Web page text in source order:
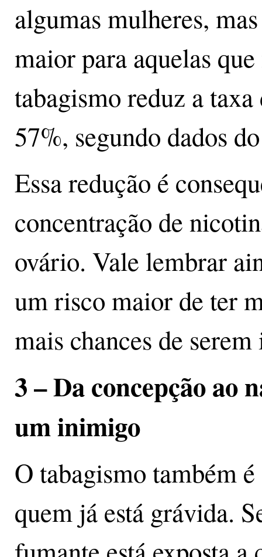
algumas mulheres,
maior para aquelas
tabagismo reduz a
57%, segundo dados
Essa redução é
concentração de
ovário. Vale lembrar
um risco maior de ter
mais chances de
3 – Da concepção ao
um inimigo
O tabagismo também
quem já está grávida.